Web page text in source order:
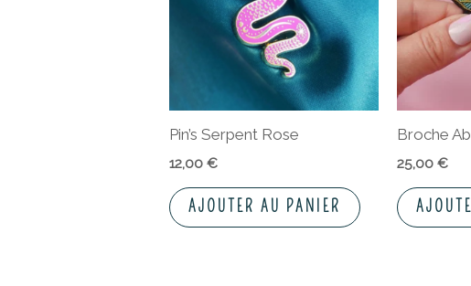
Pin’s Serpent Rose
12,00€
AJOUTER AU PANIER
Broche
25,00 €